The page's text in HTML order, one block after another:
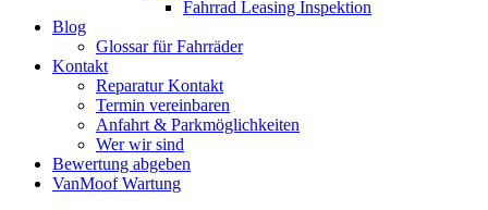
Fahrrad Leasing Inspektion
Blog
Glossar für Fahrräder
Kontakt
Reparatur Kontakt
Termin vereinbaren
Anfahrt & Parkmöglichkeiten
Wer wir sind
Bewertung abgeben
VanMoof Wartung